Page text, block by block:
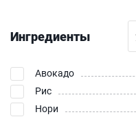
Ингредиенты
Авокадо
Рис
Нори